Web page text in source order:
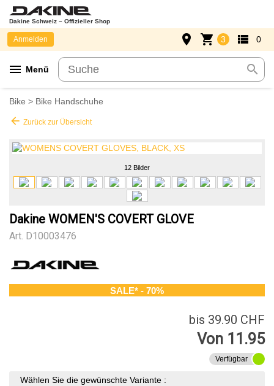
Dakine Schweiz – Offizieller Shop
menu Menü search
Anmelden place shopping_cart 3 view_list 0
Bike > Bike Handschuhe
arrow_back Zurück zur Übersicht
12 Bilder
Dakine WOMEN'S COVERT GLOVE
Art. D10003476
SALE* - 70%
bis 39.90 CHF
Von 11.95
Verfügbar
Wählen Sie die gewünschte Variante :